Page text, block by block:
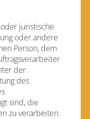
juristische
oder andere
Person, dem
der
des
sind, die
zu verarbeiten.